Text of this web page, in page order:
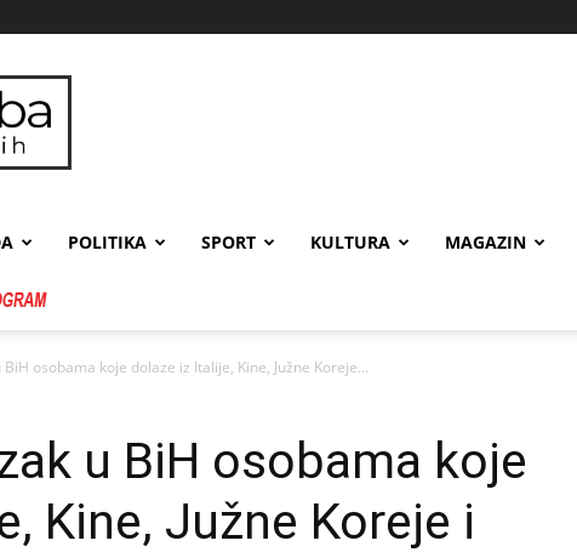
POLITIKA SPORT KULTURA MAGAZIN
osobama koje dolaze iz Italije, Kine, Južne Koreje...
u BiH osobama koje
Kine, Južne Koreje i